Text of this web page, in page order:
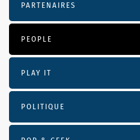
PARTENAIRES
PEOPLE
PLAY IT
POLITIQUE